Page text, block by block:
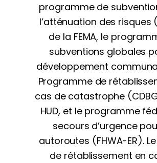
programme de
l’atténuation des risques
de la FEMA, le
subventions globales
développement
Programme de
cas de catastrophe
HUD, et le programme
secours d’urgence
autoroutes (FHWA-ER).
de rétablissement en